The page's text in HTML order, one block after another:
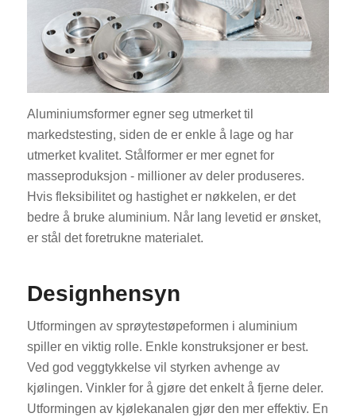
Aluminiumsformer egner seg utmerket til
markedstesting, siden de er enkle å lage og har
utmerket kvalitet. Stålformer er mer egnet for
masseproduksjon - millioner av deler produseres.
Hvis fleksibilitet og hastighet er nøkkelen, er det
bedre å bruke aluminium. Når lang levetid er ønsket,
er stål det foretrukne materialet.
Designhensyn
Utformingen av sprøytestøpeformen i aluminium
spiller en viktig rolle. Enkle konstruksjoner er best.
Ved god veggtykkelse vil styrken avhenge av
kjølingen. Vinkler for å gjøre det enkelt å fjerne deler.
Utformingen av kjølekanalen gjør den mer effektiv. En